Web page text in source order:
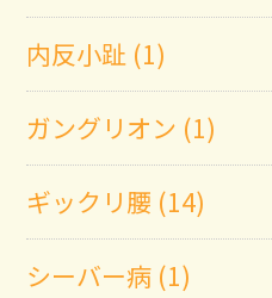
内反小趾 (1)
ガングリオン (1)
ギックリ腰 (14)
シーバー病 (1)